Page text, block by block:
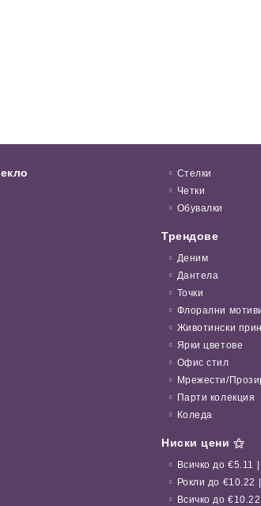
Стелки
Четки
Обувалки
Трендове
Деним
Дантела
Точки
Флорални
Животински
Ярки цветове
Офис стил
Мрежести/
Парти колекция
Коледа
Ниски цени ⚝
Всичко до €5.11 |
Рокли до €10.22
Всичко до